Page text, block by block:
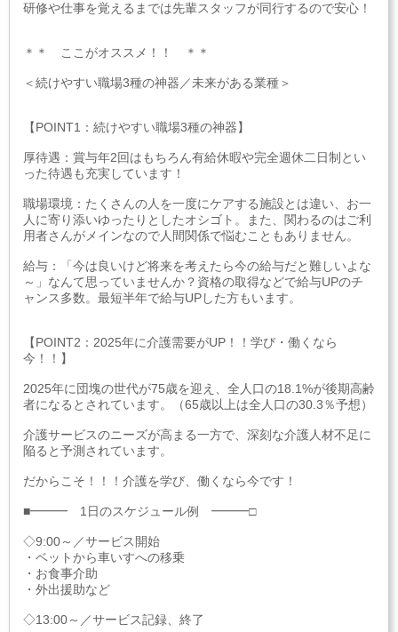
研修や仕事を覚えるまでは先輩スタッフが同行するので安心！
＊＊ ここがオススメ！！ ＊＊
＜続けやすい職場3種の神器／未来がある業種＞
【POINT1：続けやすい職場3種の神器】
厚待遇：賞与年2回はもちろん有給休暇や完全週休二日制とい
った待遇も充実しています！
職場環境：たくさんの人を一度にケアする施設とは違い、お一
人に寄り添いゆったりとしたオシゴト。また、関わるのはご利
用者さんがメインなので人間関係で悩むこともありません。
給与：「今は良いけど将来を考えたら今の給与だと難しいよな
～」なんて思っていませんか？資格の取得などで給与UPのチ
ャンス多数。最短半年で給与UPした方もいます。
【POINT2：2025年に介護需要がUP！！学び・働くなら
今！！】
2025年に団塊の世代が75歳を迎え、全人口の18.1%が後期高齢
者になるとされています。（65歳以上は全人口の30.3％予想）
介護サービスのニーズが高まる一方で、深刻な介護人材不足に
陥ると予測されています。
だからこそ！！！介護を学び、働くなら今です！
■━━━ 1日のスケジュール例 ━━━□
◇9:00～／サービス開始
・ベットから車いすへの移乗
・お食事介助
・外出援助など
◇13:00～／サービス記録、終了